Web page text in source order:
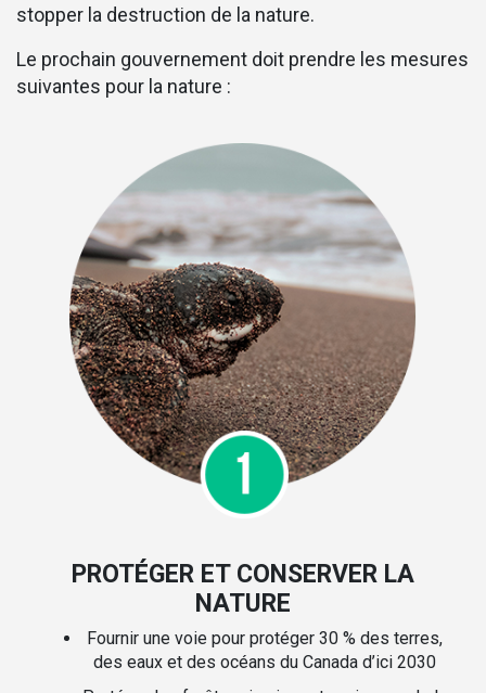
stopper la destruction de la nature.
Le prochain gouvernement doit prendre les mesures
suivantes pour la nature :
PROTÉGER ET CONSERVER LA
NATURE
Fournir une voie pour protéger 30 % des terres,
des eaux et des océans du Canada d’ici 2030